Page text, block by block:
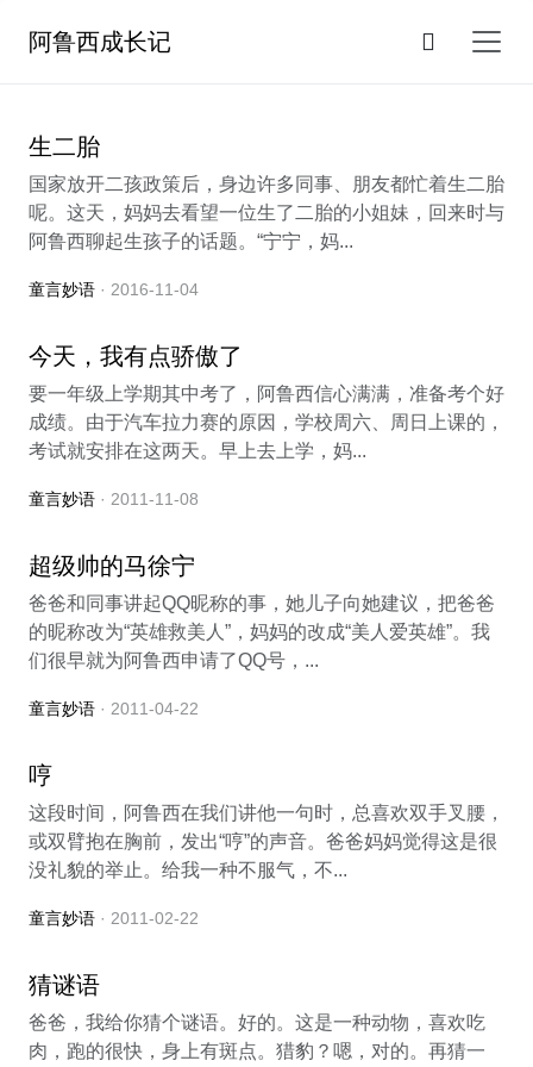
阿鲁西成长记
生二胎
国家放开二孩政策后，身边许多同事、朋友都忙着生二胎
呢。这天，妈妈去看望一位生了二胎的小姐妹，回来时与
阿鲁西聊起生孩子的话题。“宁宁，妈...
童言妙语 · 2016-11-04
今天，我有点骄傲了
要一年级上学期其中考了，阿鲁西信心满满，准备考个好
成绩。由于汽车拉力赛的原因，学校周六、周日上课的，
考试就安排在这两天。早上去上学，妈...
童言妙语 · 2011-11-08
超级帅的马徐宁
爸爸和同事讲起QQ昵称的事，她儿子向她建议，把爸爸
的昵称改为“英雄救美人”，妈妈的改成“美人爱英雄”。我
们很早就为阿鲁西申请了QQ号，...
童言妙语 · 2011-04-22
哼
这段时间，阿鲁西在我们讲他一句时，总喜欢双手叉腰，
或双臂抱在胸前，发出“哼”的声音。爸爸妈妈觉得这是很
没礼貌的举止。给我一种不服气，不...
童言妙语 · 2011-02-22
猜谜语
爸爸，我给你猜个谜语。好的。这是一种动物，喜欢吃
肉，跑的很快，身上有斑点。猎豹？嗯，对的。再猜一